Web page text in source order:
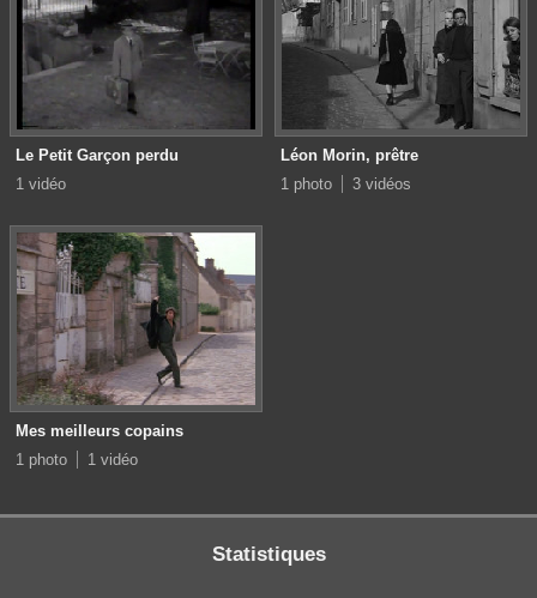
Le Petit Garçon perdu
1 vidéo
Léon Morin, prêtre
1 photo
3 vidéos
Mes meilleurs copains
1 photo
1 vidéo
Statistiques